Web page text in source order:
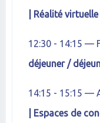
| Réalité
12:30 - 14:15 —
déjeuner /
14:15 - 15:15 —
| Espaces de